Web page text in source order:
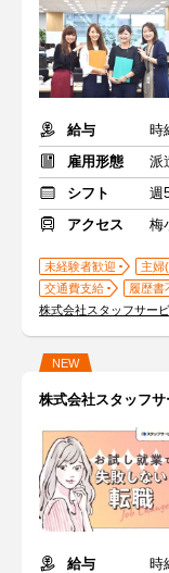
給与
時
雇用形態
派
シフト
週
アクセス
梅
未経験者歓迎 主婦
交通費支給
履歴書
株式会社スタッフサー
NEW
株式会社スタッフ
給与
時